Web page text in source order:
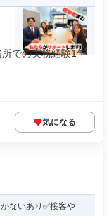
での実務経験1年
気になる
ないあり✅️接客や